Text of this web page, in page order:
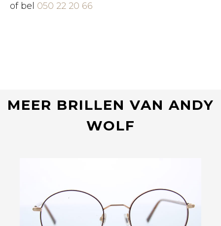
of bel 050 22 20 66
MEER BRILLEN VAN ANDY
WOLF